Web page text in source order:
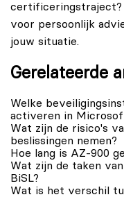
certificeringstraject?
voor persoonlijk
jouw situatie.
Gerelateerde
Welke
activeren in
Wat zijn de risico's
beslissingen nemen?
Hoe lang is AZ-900
Wat zijn de taken
BiSL?
Wat is het verschil